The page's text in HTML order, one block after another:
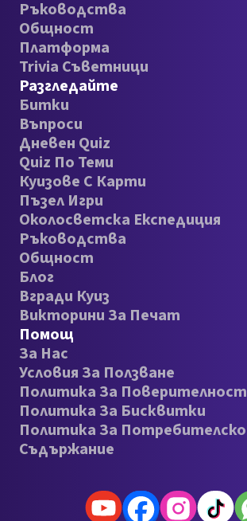
Ръководства
Общност
Платформа
Trivia Съветници
Разгледайте
Битки
Въпроси
Дневен Quiz
Quiz По Теми
Куизове С Карти
Пъзел Игри
Околосветска Експедиция
Ръководства
Общност
Блог
Вгради Куиз
Викторини За Печат
Помощ
За Нас
Условия За Ползване
Политика За Поверителност
Политика За Бисквитки
Политика За Потребителско
Съдържание